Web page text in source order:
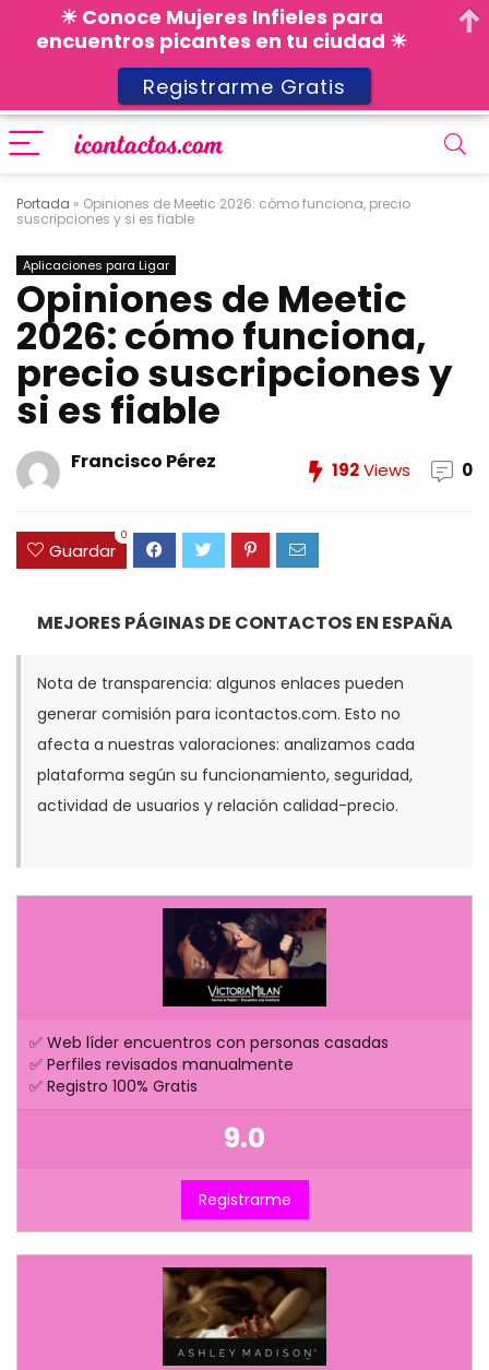
Portada » Opiniones de Meetic 2026: cómo funciona, precio
suscripciones y si es fiable
Aplicaciones para Ligar
Opiniones de Meetic
2026: cómo funciona,
precio suscripciones y
si es fiable
Francisco Pérez 192Views 0
Guardar
0
MEJORES PÁGINAS DE CONTACTOS EN ESPAÑA
Nota de transparencia: algunos enlaces pueden
generar comisión para icontactos.com. Esto no
afecta a nuestras valoraciones: analizamos cada
plataforma según su funcionamiento, seguridad,
actividad de usuarios y relación calidad-precio.
✅ Web líder encuentros con personas casadas
✅ Perfiles revisados manualmente
✅ Registro 100% Gratis
9.0
Registrarme
☀ Conoce Mujeres Infieles para
encuentros picantes en tu ciudad ☀
Registrarme Gratis